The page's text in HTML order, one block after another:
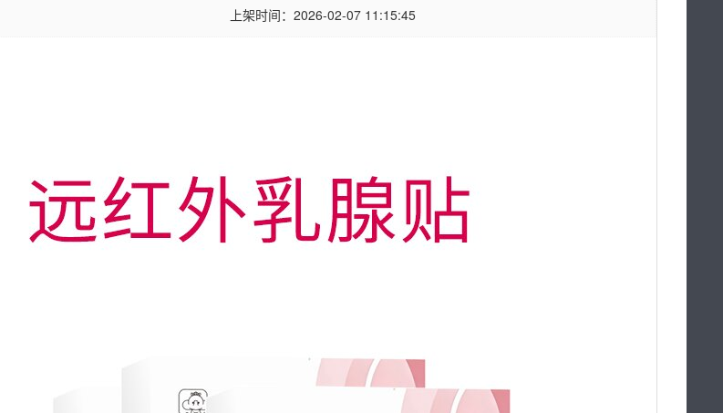
上架时间：2026-02-07 11:15:45